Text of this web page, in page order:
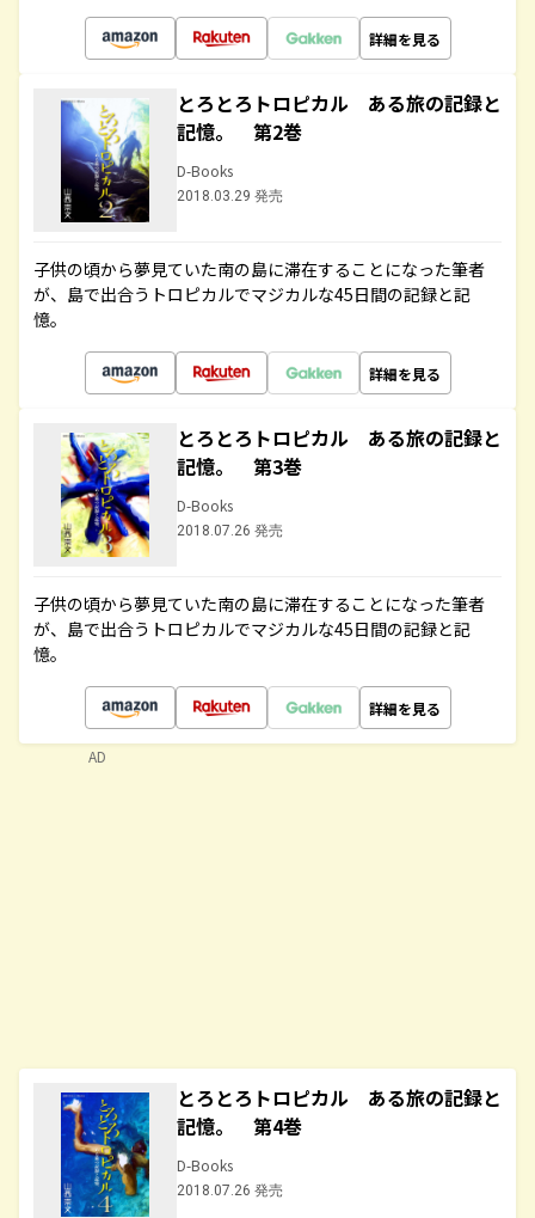
詳細を見る
とろとろトロピカル ある旅の記録と
記憶。 第2巻
D-Books
2018.03.29 発売
子供の頃から夢見ていた南の島に滞在することになった筆者
が、島で出合うトロピカルでマジカルな45日間の記録と記
憶。
詳細を見る
とろとろトロピカル ある旅の記録と
記憶。 第3巻
D-Books
2018.07.26 発売
子供の頃から夢見ていた南の島に滞在することになった筆者
が、島で出合うトロピカルでマジカルな45日間の記録と記
憶。
詳細を見る
とろとろトロピカル ある旅の記録と
記憶。 第4巻
D-Books
2018.07.26 発売
AD